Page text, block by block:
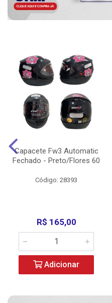
Capacete Fw3 Automatic
Fechado - Preto/Flores 60
Código: 28393
R$ 165,00
Adicionar